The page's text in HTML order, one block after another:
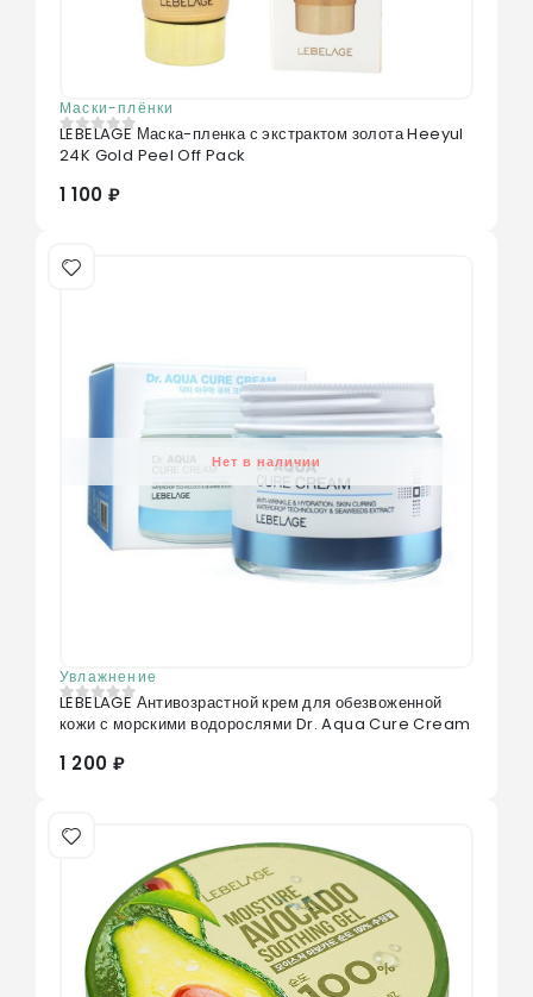
Маски-плёнки
0из 5
LEBELAGE Маска-пленка с экстрактом золота Heeyul
24K Gold Peel Off Pack
1 100 ₽
Нет в наличии
Увлажнение
0из 5
LEBELAGE Антивозрастной крем для обезвоженной
кожи с морскими водорослями Dr. Aqua Cure Cream
1 200 ₽